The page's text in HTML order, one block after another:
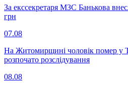
За екссекретаря МЗС Банькова
грн
07.08
На Житомирщині чоловік помер у
розпочато розслідування
08.08